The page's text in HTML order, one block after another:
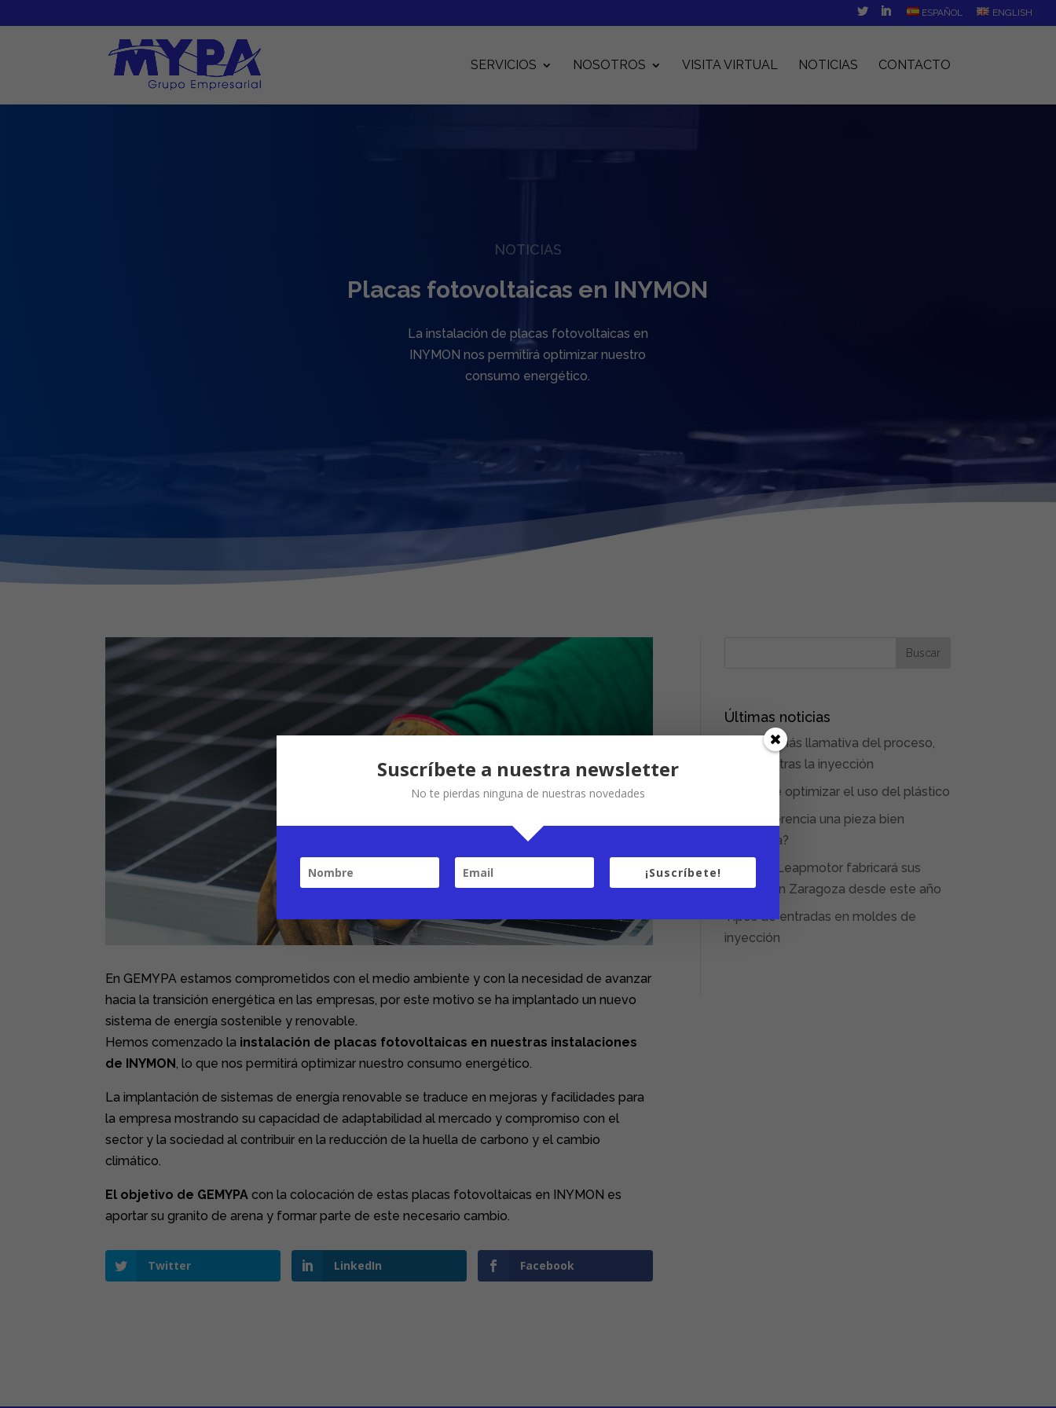
ESPAÑOL ENGLISH
SERVICIOS NOSOTROS VISITA VIRTUAL NOTICIAS CONTACTO
NOTICIAS
Placas fotovoltaicas en INYMON
La instalación de placas fotovoltaicas en
INYMON nos permitirá optimizar nuestro
consumo energético.
En GEMYPA estamos comprometidos con el medio ambiente y con la necesidad de avanzar
hacia la transición energética en las empresas, por este motivo se ha implantado un nuevo
sistema de energía sostenible y renovable.
Hemos comenzado la instalación de placas fotovoltaicas en nuestras instalaciones
de INYMON, lo que nos permitirá optimizar nuestro consumo energético.
La implantación de sistemas de energía renovable se traduce en mejoras y facilidades para
la empresa mostrando su capacidad de adaptabilidad al mercado y compromiso con el
sector y la sociedad al contribuir en la reducción de la huella de carbono y el cambio
climático.
El objetivo de GEMYPA con la colocación de estas placas fotovoltaicas en INYMON es
aportar su granito de arena y formar parte de este necesario cambio.
Twitter LinkedIn Facebook
Últimas noticias
La parte más llamativa del proceso,
empieza tras la inyección
El reto de optimizar el uso del plástico
¿Qué diferencia una pieza bien
inyectada?
La china Leapmotor fabricará sus
coches en Zaragoza desde este año
Tipos de entradas en moldes de
inyección
Suscríbete a nuestra newsletter
No te pierdas ninguna de nuestras novedades
¡Suscríbete!